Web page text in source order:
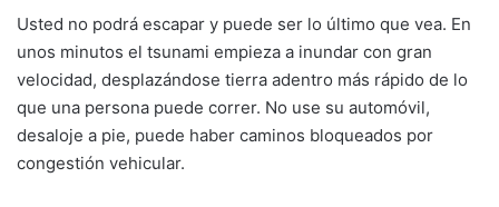
Usted no podrá escapar y puede ser lo último que vea. En
unos minutos el tsunami empieza a inundar con gran
velocidad, desplazándose tierra adentro más rápido de lo
que una persona puede correr. No use su automóvil,
desaloje a pie, puede haber caminos bloqueados por
congestión vehicular.